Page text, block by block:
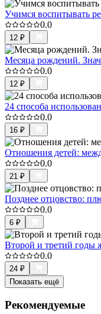
Учимся воспитывать
0.0
12 ₽
Месяца рождений.
0.0
12 ₽
24 способа
0.0
16 ₽
Отношения детей:
0.0
21 ₽
Позднее отцовство:
0.0
6 ₽
Второй и третий годы
0.0
24 ₽
Показать ещё
Рекомендуемые